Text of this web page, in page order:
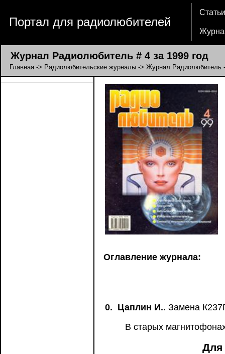
Портал для радиолюбителей
Статьи
Журнал Радиолюбитель # 4 за 1999 год
Главная -> Радиолюбительские журналы -> Журнал Радиолюбитель
Оглавление журнала:
0. Цаплин И.. Замена
В старых
Для